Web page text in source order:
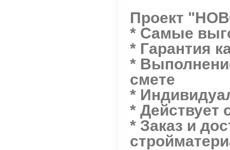
Проект
* Самые
* Гарантия
*
смете
*
* Действует
* Заказ и